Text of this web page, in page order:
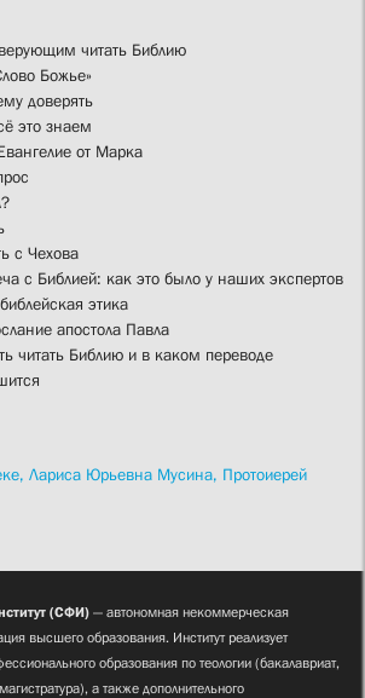
читать Библию
Божье»
доверять
это знаем
от Марка
с Чехова
с Библией: как это было у наших экспертов
этика
апостола Павла
читать Библию и в каком переводе
Лариса Юрьевна Мусина, Протоиерей
(СФИ) — автономная некоммерческая
высшего образования. Институт реализует
образования по теологии (бакалавриат,
а также дополнительного